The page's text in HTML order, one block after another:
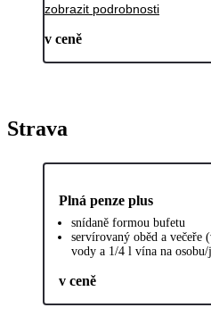
zobrazit podrobnosti
v ceně
Strava
Plná penze plus
snídaně formou bufetu
servírovaný oběd a večeře
vody a 1/4 l vína na
v ceně